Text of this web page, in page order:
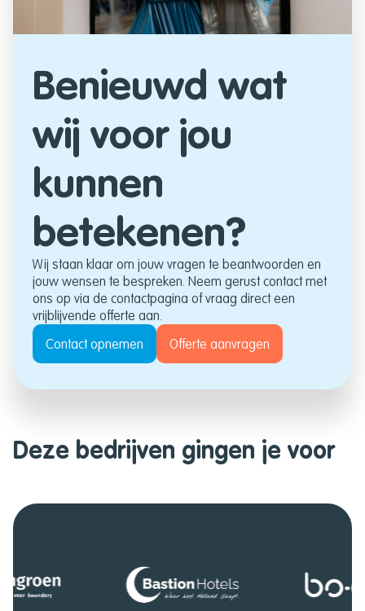
Benieuwd wat
wij voor jou
kunnen
betekenen?
Wij staan klaar om jouw vragen te beantwoorden en
jouw wensen te bespreken. Neem gerust contact met
ons op via de contactpagina of vraag direct een
vrijblijvende offerte aan.
Contact opnemen
Offerte aanvragen
Deze bedrijven gingen je voor